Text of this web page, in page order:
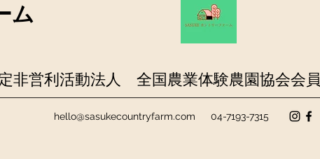
hello@sasukecountryfarm.com 04-7193-7315
非営利活動法人 全国農業体験農園協会会員
ム